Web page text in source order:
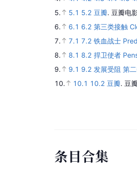
5.
5.1 5.2 豆瓣. 豆瓣电
6.
6.1 6.2 第三类接触
7.
7.1 7.2 铁血战士
8.
8.1 8.2 捍卫使者
9.
9.1 9.2 发展受阻 第
10.
10.1 10.2 豆瓣. 豆
条目合集